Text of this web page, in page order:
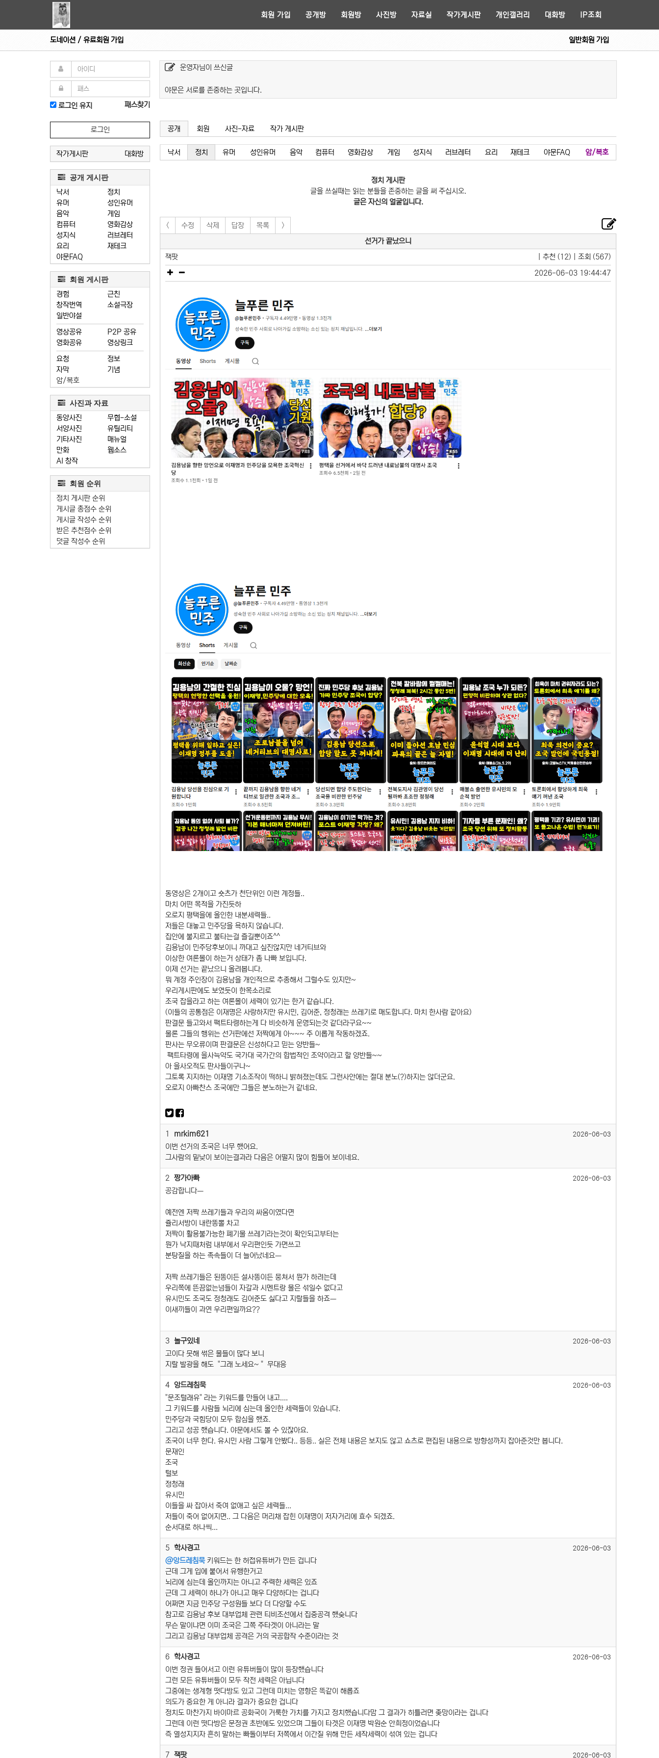
회원 가입 공개방 회원방 사진방 자료실 작가게시판 개인갤러리 대화방 IP조회
도네이션 / 유료회원 가입 일반회원 가입
로그인 유지 패스찾기
로그인
작가게시판 대화방
공개 게시판
낙서
유머
음악
컴퓨터
성지식
요리
야문FAQ
정치
성인유머
게임
영화감상
러브레터
재테크
회원 게시판
경험
창작번역
일반야설
근친
소설극장
영상공유
영화공유
P2P 공유
영상링크
요청
자막
정보
기념
암/복호
사진과 자료
동양사진
서양사진
기타사진
만화
AI 창작
무협-소설
유틸리티
매뉴얼
웹소스
회원 순위
정치 게시판 순위
게시글 총점수 순위
게시글 작성수 순위
받은 추천점수 순위
덧글 작성수 순위
운영자님이 쓰신글
야문은 서로를 존중하는 곳입니다.
공개 회원 사진-자료 작가 게시판
낙서 정치 유머 성인유머 음악 컴퓨터 영화감상 게임 성지식 러브레터 요리 재테크 야문FAQ 암/복호
정치 게시판
글을 쓰실때는 읽는 분들을 존중하는 글을 써 주십시오.
글은 자신의 얼굴입니다.
< 수정 삭제 답장 목록
>
선거가 끝났으니
잭팟
| 추천 (12) | 조회 (567)
2026-06-03 19:44:47
동영상은 2개이고 숏츠가 천단위인 이런 계정들..
마치 어떤 목적을 가진듯하
오로지 평택을에 올인한 내분세력들..
저들은 대놓고 민주당을 욕하지 않습니다.
집안에 불지르고 불타는걸 즐길뿐이죠^^
김용남이 민주당후보이니 까대고 싶진않지만 네거티브와
이상한 여론몰이 하는거 상태가 좀 나빠 보입니다.
이제 선거는 끝났으니 올려봅니다.
뭐 계정 주인장이 김용남을 개인적으로 추종해서 그럴수도 있지만~
우리게시판에도 보였듯이 한목소리로
조국 잡을라고 하는 여론몰이 세력이 있기는 한거 같습니다.
(이들의 공통점은 이재명은 사랑하지만 유시민, 김어준, 정청래는 쓰레기로 매도합니다. 마치 한사람 같아요)
판결문 들고와서 팩트타령하는게 다 비슷하게 운영되는것 같더라구요~~
물론 그들의 행위는 선거판에선 저짝에게 아~~~ 주 이롭게 작동하겠죠.
판사는 무오류이며 판결문은 신성하다고 믿는 양반들~
팩트타령에 을사늑약도 국가대 국가간의 합법적인 조약이라고 할 양반들~~
아 을사오적도 판사들이구나~
그토록 지지하는 이재명 기소조작이 떡하니 밝혀졌는데도 그런사안에는 절대 분노(?)하지는 않더군요.
오로지 아빠찬스 조국에만 그들은 분노하는거 같네요.
1 mrkim621 2026-06-03
이번 선거의 조국은 너무 했어요.
그사람의 밑낮이 보이는결과라 다음은 어떨지 많이 힘들어 보이네요.
2 짱가아빠 2026-06-03
공감합니다ㅡ
예전엔 저짝 쓰레기들과 우리의 싸움이였다면
쥴리서방이 내란똥뽈 차고
저짝이 활용불가능한 폐기물 쓰레기라는것이 확인되고부터는
뭔가 낙지때처럼 내부에서 우리편인듯 가면쓰고
분탕질을 하는 족속들이 더 늘어났네요ㅡ
저짝 쓰레기들은 된똥이든 설사똥이든 뭉쳐서 뭔가 하려는데
우리쪽에 뜬끔없는넘들이 자갈과 시멘트랑 물은 섞일수 없다고
유시민도 조국도 정청래도 김어준도 싫다고 지랄들을 하죠ㅡ
이새끼들이 과연 우리편일까요??
3 놀구있네 2026-06-03
고이다 못해 썪은 물들이 많다 보니
지랄 발광을 해도 "그래 노세요~ " 무대응
4 앙드레침묵 2026-06-03
"문조털래유" 라는 키워드를 만들어 내고....
그 키워드를 사람들 뇌리에 심는데 올인한 세력들이 있습니다.
민주당과 국힘당이 모두 합심을 했죠.
그리고 성공 했습니다. 야문에서도 볼 수 있잖아요.
조국이 너무 한다. 유시민 사람 그렇게 안봤다.. 등등.. 실은 전체 내용은 보지도 않고 쇼츠로 편집된 내용으로 방향성까지 잡아준것만 봅니다.
문재인
조국
털보
정청래
유시민
이들을 싸 잡아서 죽여 없애고 싶은 세력들...
저들이 죽어 없어지면.. 그 다음은 머리채 잡힌 이재명이 저자거리에 효수 되겠죠.
순서대로 하나씩...
5 학사경고 2026-06-03
@앙드레침묵키워드는 한 허접유튜버가 만든 겁니다
근데 그게 입에 붙어서 유행한거고
뇌리에 심는데 올인까지는 아니고 주력한 세력은 있죠
근데 그 세력이 하나가 아니고 매우 다양하다는 겁니다
어쩌면 지금 민주당 구성원들 보다 더 다양할 수도
참고로 김용남 후보 대부업체 관련 티비조선에서 집중공격 했슺니다
무슨 말이냐면 이미 조국은 그쪽 주타겟이 아니라는 말
그리고 김용남 대부업체 공격은 거의 국공합작 수준이라는 것
6 학사경고 2026-06-03
이번 정권 들어서고 이런 유튜버들이 많이 등장했습니다
그런 모든 유튜버들이 모두 작전 세력은 아닙니다
그중에는 생계형 떳다방도 있고 그런데 미치는 영향은 똑같이 해롭죠
의도가 중요한 게 아니라 결과가 중요한 겁니다
정치도 마찬가지 바이마르 공화국이 거룩한 가치를 가지고 정치했습니다맘 그 결과가 히틀러면 좆망이라는 겁니다
그런데 이런 떳다방은 문정권 초반에도 있었으며 그들이 타겟은 이재명 박원순 안희정이었습니다
즉 열성지지자 흔히 말하는 빠돌이부터 저쪽에서 이간질 위해 만든 세작세력이 섞여 있는 겁니다
7 잭팟 2026-06-03